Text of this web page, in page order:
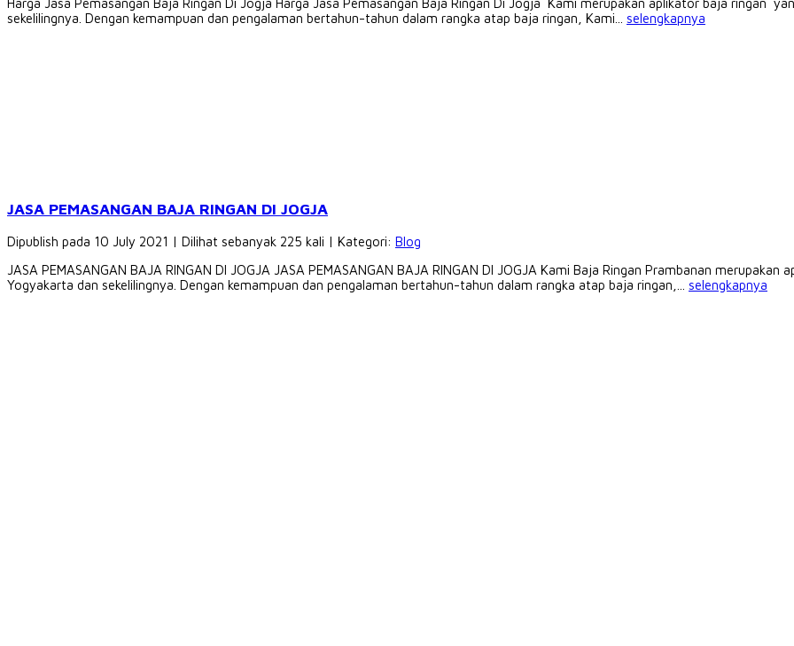
Harga Jasa Pemasangan Baja Ringan Di Jogja Harga Jasa Pemasangan Baja Ringan Di Jogja Kami merupakan aplikator baja ringan
sekelilingnya. Dengan kemampuan dan pengalaman bertahun-tahun dalam rangka atap baja ringan, Kami... selengkapnya
JASA PEMASANGAN BAJA RINGAN DI JOGJA
Dipublish pada 10 July 2021 | Dilihat sebanyak 225 kali | Kategori: Blog
JASA PEMASANGAN BAJA RINGAN DI JOGJA JASA PEMASANGAN BAJA RINGAN DI JOGJA Kami Baja Ringan Prambanan
Yogyakarta dan sekelilingnya. Dengan kemampuan dan pengalaman bertahun-tahun dalam rangka atap baja ringan,... selengkapnya